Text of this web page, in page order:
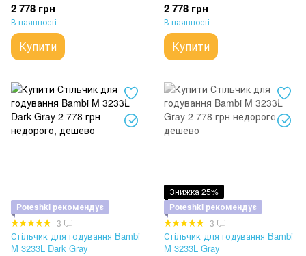
2 778 грн
В наявності
Купити
2 778 грн
В наявності
Купити
Poteshki рекомендує
3
Стільчик для годування Bambi
M 3233L Dark Gray
Знижка 25%
Poteshki рекомендує
3
Стільчик для годування Bambi
M 3233L Gray